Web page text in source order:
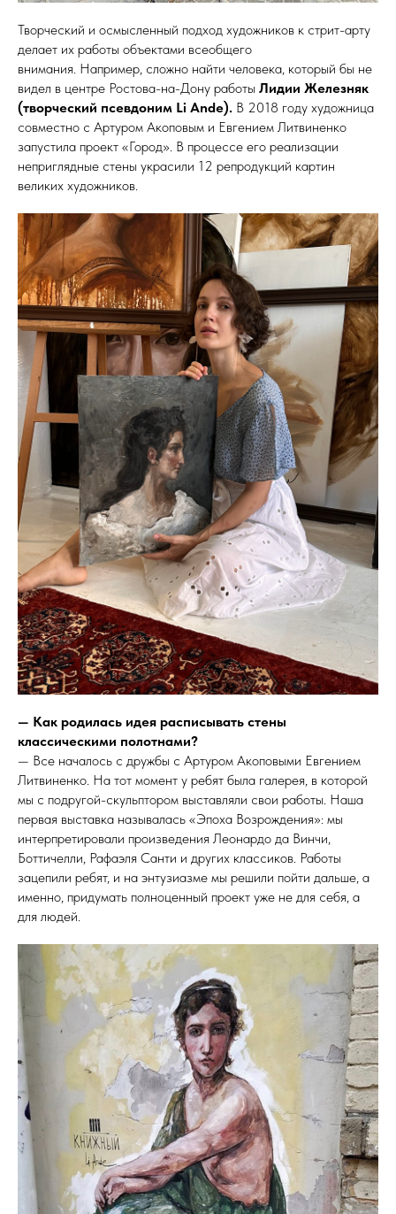
Творческий и осмысленный подход художников к стрит-арту
делает их работы объектами всеобщего
внимания. Например, сложно найти человека, который бы не
видел в центре Ростова-на-Дону работы Лидии Железняк
(творческий псевдоним Li Ande). В 2018 году художница
совместно с Артуром Акоповым и Евгением Литвиненко
запустила проект «Город». В процессе его реализации
неприглядные стены украсили 12 репродукций картин
великих художников.
— Как родилась идея расписывать стены
классическими полотнами?
— Все началось с дружбы с Артуром Акоповыми Евгением
Литвиненко. На тот момент у ребят была галерея, в которой
мы с подругой-скульптором выставляли свои работы. Наша
первая выставка называлась «Эпоха Возрождения»: мы
интерпретировали произведения Леонардо да Винчи,
Боттичелли, Рафаэля Санти и других классиков. Работы
зацепили ребят, и на энтузиазме мы решили пойти дальше, а
именно, придумать полноценный проект уже не для себя, а
для людей.